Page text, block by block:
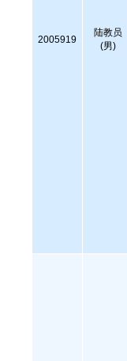
2005919
陆教员
(男)